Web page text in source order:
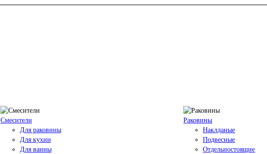
Смесители
Для раковины
Для кухни
Для ванны
Раковины
Наклданые
Подвесные
Отдельностоящие